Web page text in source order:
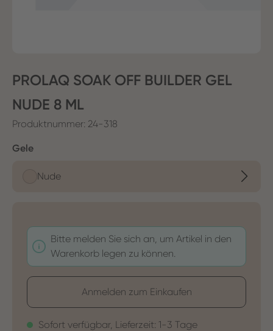
PROLAQ SOAK OFF BUILDER GEL
NUDE 8 ML
Produktnummer: 24-318
Geleauswählen
Nude
Bitte melden Sie sich an, um Artikel in den
Warenkorb legen zu können.
Anmelden zum Einkaufen
Sofort verfügbar, Lieferzeit: 1-3 Tage